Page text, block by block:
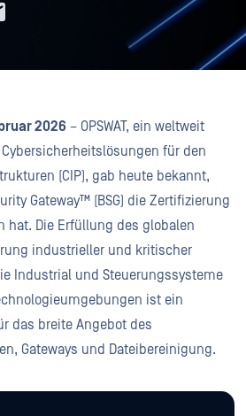
2026 – OPSWAT, ein weltweit
für den
(CIP), gab heute bekannt,
Gateway™ (BSG) die Zertifizierung
hat. Die Erfüllung des globalen
industrieller und kritischer
Industrial und Steuerungssysteme
ist ein
das breite Angebot des
Gateways und Dateibereinigung.